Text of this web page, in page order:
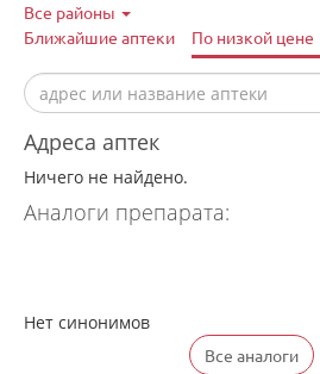
Все районы
Ближайшие аптеки
По низкой цене
Адреса аптек
Ничего не найдено.
Аналоги препарата:
Нет синонимов
Все аналоги